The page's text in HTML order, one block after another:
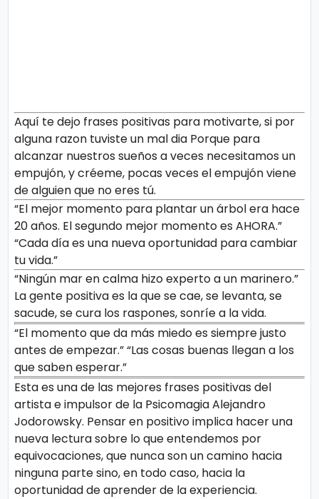
Aquí te dejo frases positivas para motivarte, si por
alguna razon tuviste un mal dia Porque para
alcanzar nuestros sueños a veces necesitamos un
empujón, y créeme, pocas veces el empujón viene
de alguien que no eres tú.
“El mejor momento para plantar un árbol era hace
20 años. El segundo mejor momento es AHORA.”
“Cada día es una nueva oportunidad para cambiar
tu vida.”
“Ningún mar en calma hizo experto a un marinero.”
La gente positiva es la que se cae, se levanta, se
sacude, se cura los raspones, sonríe a la vida.
“El momento que da más miedo es siempre justo
antes de empezar.” “Las cosas buenas llegan a los
que saben esperar.”
Esta es una de las mejores frases positivas del
artista e impulsor de la Psicomagia Alejandro
Jodorowsky. Pensar en positivo implica hacer una
nueva lectura sobre lo que entendemos por
equivocaciones, que nunca son un camino hacia
ninguna parte sino, en todo caso, hacia la
oportunidad de aprender de la experiencia.